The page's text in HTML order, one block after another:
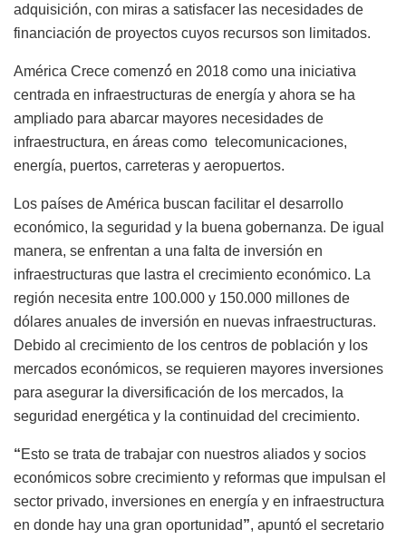
adquisición, con miras a satisfacer las necesidades de
financiación de proyectos cuyos recursos son limitados.
América Crece comenzó́ en 2018 como una iniciativa
centrada en infraestructuras de energía y ahora se ha
ampliado para abarcar mayores necesidades de
infraestructura, en áreas como telecomunicaciones,
energía, puertos, carreteras y aeropuertos.
Los países de América buscan facilitar el desarrollo
económico, la seguridad y la buena gobernanza. De igual
manera, se enfrentan a una falta de inversión en
infraestructuras que lastra el crecimiento económico. La
región necesita entre 100.000 y 150.000 millones de
dólares anuales de inversión en nuevas infraestructuras.
Debido al crecimiento de los centros de población y los
mercados económicos, se requieren mayores inversiones
para asegurar la diversificación de los mercados, la
seguridad energética y la continuidad del crecimiento.
“Esto se trata de trabajar con nuestros aliados y socios
económicos sobre crecimiento y reformas que impulsan el
sector privado, inversiones en energía y en infraestructura
en donde hay una gran oportunidad”, apuntó el secretario